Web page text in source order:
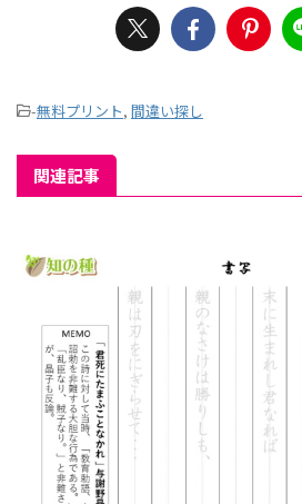
-無料プリント, 間違い探し
関連記事